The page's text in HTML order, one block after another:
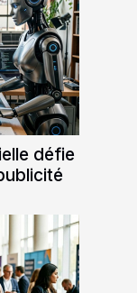
défie